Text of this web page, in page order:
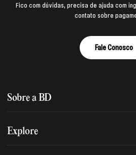
Fico com dúvidas, precisa de ajuda com
contato sobre
Fale Conosco
Sobre a BD
Quem somos
Explore